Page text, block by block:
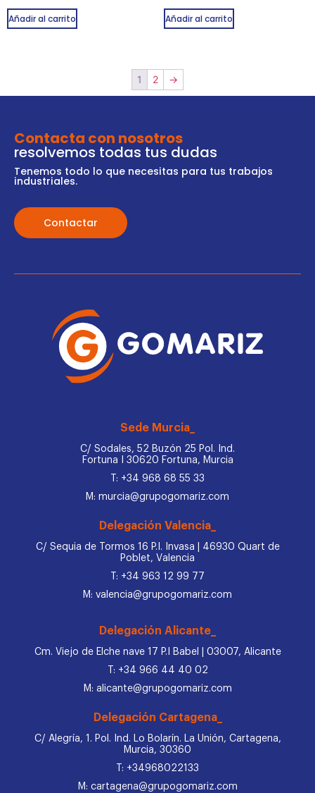
Añadir al carrito Añadir al carrito
1 2 →
Contacta con nosotros
resolvemos todas tus dudas
Tenemos todo lo que necesitas para tus trabajos
industriales.
Contactar
Sede Murcia_
C/ Sodales, 52 Buzón 25 Pol. Ind.
Fortuna I 30620 Fortuna, Murcia
T: +34 968 68 55 33
M: murcia@grupogomariz.com
Delegación Valencia_
C/ Sequia de Tormos 16 P.I. Invasa | 46930 Quart de
Poblet, Valencia
T: +34 963 12 99 77
M: valencia@grupogomariz.com
Delegación Alicante_
Cm. Viejo de Elche nave 17 P.I Babel | 03007, Alicante
T: +34 966 44 40 02
M: alicante@grupogomariz.com
Delegación Cartagena_
C/ Alegría, 1. Pol. Ind. Lo Bolarín. La Unión, Cartagena,
Murcia, 30360
T: +34968022133
M: cartagena@grupogomariz.com